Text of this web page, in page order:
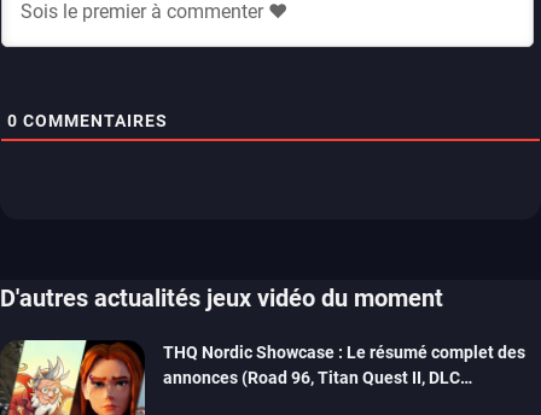
0 COMMENTAIRES
D'autres actualités jeux vidéo du moment
THQ Nordic Showcase : Le résumé complet des
annonces (Road 96, Titan Quest II, DLC